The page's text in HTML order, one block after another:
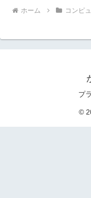
ホーム コンピ
プ
©